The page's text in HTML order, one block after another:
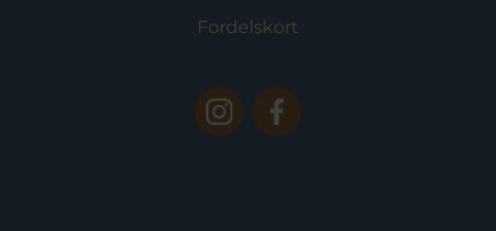
Fordelskort